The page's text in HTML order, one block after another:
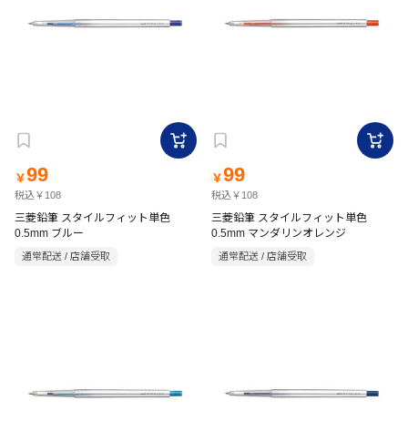
￥99
税込￥108
三菱鉛筆 スタイルフィット単色
0.5mm ブルー
通常配送 / 店舗受取
￥99
税込￥108
三菱鉛筆 スタイルフィット単色
0.5mm マンダリンオレンジ
通常配送 / 店舗受取